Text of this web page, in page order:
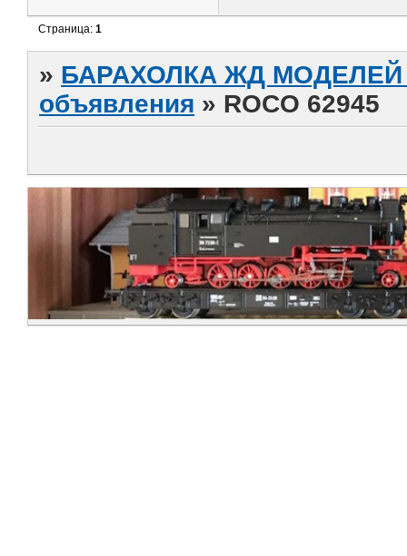
Страница:1
» БАРАХОЛКА ЖД МОДЕЛЕЙ
объявления » ROCO 62945